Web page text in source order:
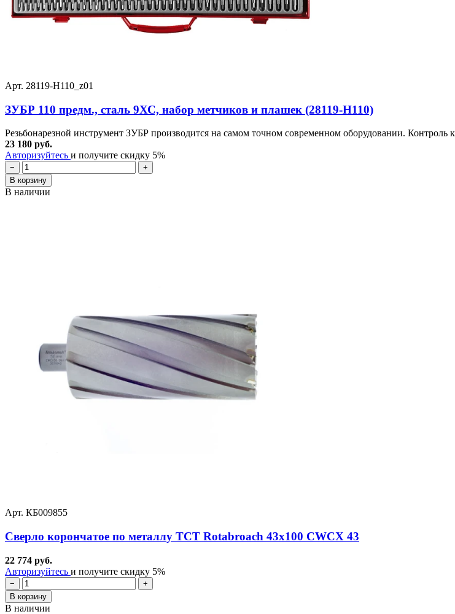
Арт. 28119-H110_z01
ЗУБР 110 предм., сталь 9ХС, набор метчиков и плашек (28119-H110)
Резьбонарезной инструмент ЗУБР производится на самом точном современном оборудовании. Контроль
23 180 руб.
Авторизуйтесь и получите скидку 5%
−
+
В корзину
В наличии
Арт. КБ009855
Сверло корончатое по металлу TCT Rotabroach 43х100 CWCX 43
22 774 руб.
Авторизуйтесь и получите скидку 5%
−
+
В корзину
В наличии